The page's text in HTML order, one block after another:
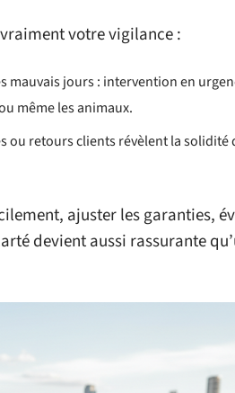
votre vigilance :
mauvais jours : intervention en
même les animaux.
ou retours clients révèlent la solidité
ajuster les garanties,
devient aussi rassurante